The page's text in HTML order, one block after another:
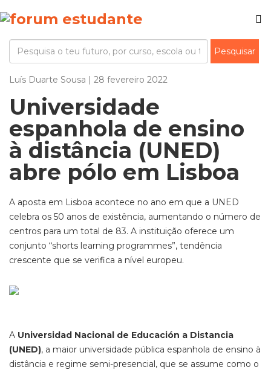
Luís Duarte Sousa | 28 fevereiro 2022
Universidade
espanhola de ensino
à distância (UNED)
abre pólo em Lisboa
A aposta em Lisboa acontece no ano em que a UNED
celebra os 50 anos de existência, aumentando o número de
centros para um total de 83. A instituição oferece um
conjunto “shorts learning programmes”, tendência
crescente que se verifica a nível europeu.
A Universidad Nacional de Educación a Distancia
(UNED), a maior universidade pública espanhola de ensino à
distância e regime semi-presencial, que se assume como o